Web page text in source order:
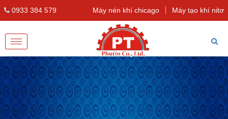
0933 384 579 Máy nén khí chicago Máy tạo khí nitơ
Toggle
navigation